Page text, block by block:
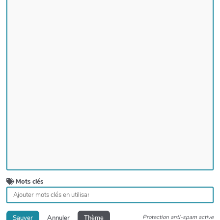
Mots clés
Sauver Annuler Thème Protection anti-spam active